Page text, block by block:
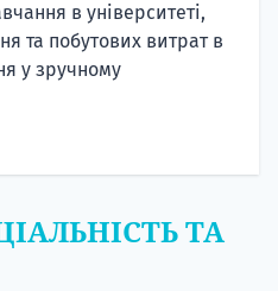
в університеті,
та побутових витрат в
у зручному
ТА